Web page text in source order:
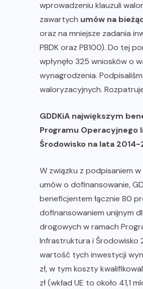
wprowadzeniu klauzuli
zawartych umów na
oraz na mniejsze zadania
PBDK oraz PB100). Do tej
wpłynęło 325 wniosków o
wynagrodzenia.
waloryzacyjnych.
GDDKiA największym
Programu
Środowisko na lata
W związku z podpisaniem
umów o dofinansowanie,
beneficjentem łącznie 80
dofinansowaniem unijnym
drogowych w ramach
Infrastruktura i Środowisko
wartość tych inwestycji
zł, w tym koszty
zł (wkład UE to około 41,1